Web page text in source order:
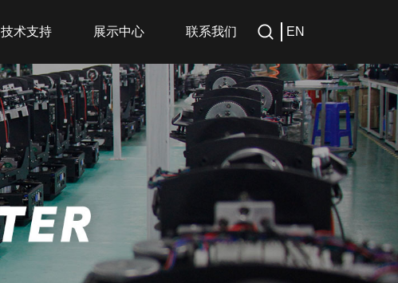
EN
技术支持 展示中心 联系我们